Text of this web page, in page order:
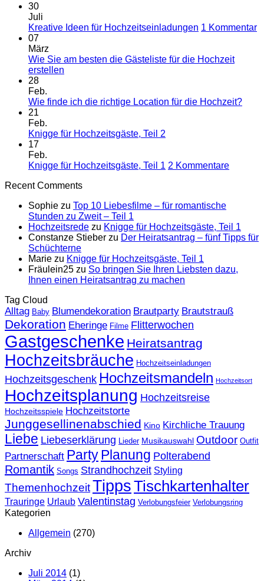
30
Juli
Kreative Ideen für Hochzeitseinladungen 1 Kommentar
07
März
Wie Sie am besten die Gästeliste für die Hochzeit
erstellen
Wie
besten
für
Hochzeit
28
Feb.
Wie finde ich die richtige Location für die Hochzeit?
21
Feb.
Knigge für Hochzeitsgäste, Teil 2
Knigge
2
17
Feb.
Knigge für Hochzeitsgäste, Teil 1 2 Kommentarezu
Recent Comments
Sophie zu Top 10 Liebesfilme – für romantische
Stunden zu Zweit – Teil 1
Hochzeitsrede zu Knigge für Hochzeitsgäste, Teil 1
Constanze Stieber zu Der Heiratsantrag – fünf Tipps für
Schüchterne
Marie zu Knigge für Hochzeitsgäste, Teil 1
Fräulein25 zu So bringen Sie Ihren Liebsten dazu,
Ihnen einen Heiratsantrag zu machen
Tag Cloud
Alltag Baby Blumendekoration Brautparty Brautstrauß
Dekoration Eheringe Filme Flitterwochen
Gastgeschenke Heiratsantrag
Hochzeitsbräuche Hochzeitseinladungen
Hochzeitsgeschenk Hochzeitsmandeln Hochzeitsort
Hochzeitsplanung Hochzeitsreise
Hochzeitsspiele Hochzeitstorte
Junggesellinenabschied Kino Kirchliche Trauung
Liebe Liebeserklärung Lieder Musikauswahl Outdoor Outfit
Partnerschaft PartyPlanung Polterabend
Romantik Songs Strandhochzeit Styling
ThemenhochzeitTippsTischkartenhalter
Trauringe Urlaub Valentinstag Verlobungsfeier Verlobungsring
Kategorien
Allgemein (270)
Archiv
Juli 2014 (1)